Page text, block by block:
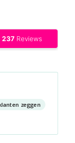
zeggen